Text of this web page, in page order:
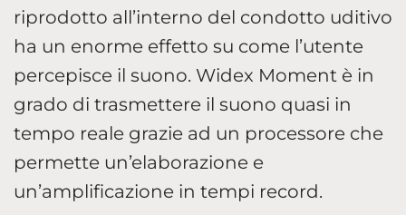
riprodotto all’interno del condotto uditivo
ha un enorme effetto su come l’utente
percepisce il suono. Widex Moment è in
grado di trasmettere il suono quasi in
tempo reale grazie ad un processore che
permette un’elaborazione e
un’amplificazione in tempi record.